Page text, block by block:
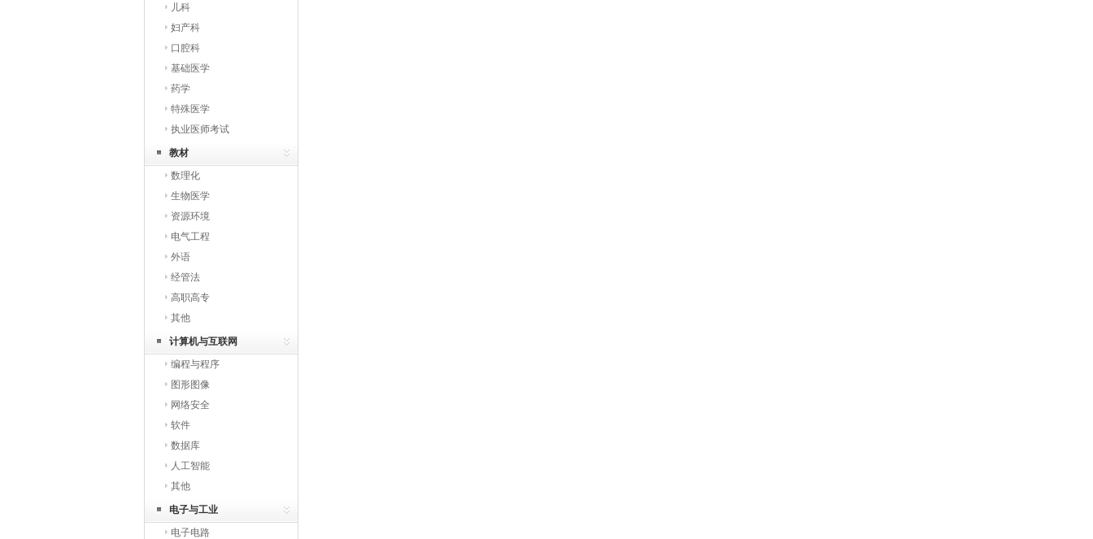
儿科
妇产科
口腔科
基础医学
药学
特殊医学
执业医师考试
教材
数理化
生物医学
资源环境
电气工程
外语
经管法
高职高专
其他
计算机与互联网
编程与程序
图形图像
网络安全
软件
数据库
人工智能
其他
电子与工业
电子电路